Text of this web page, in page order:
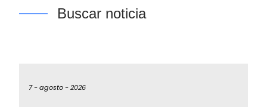
Buscar noticia
7 -agosto -2026